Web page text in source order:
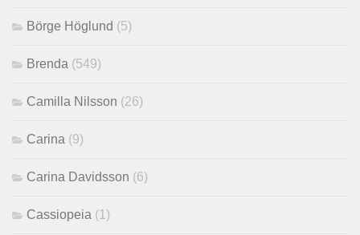
Börge Höglund (5)
Brenda (549)
Camilla Nilsson (26)
Carina (9)
Carina Davidsson (6)
Cassiopeia (1)